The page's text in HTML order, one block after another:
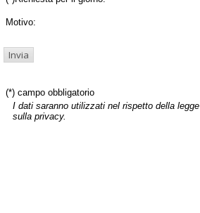
Motivo:
(*) campo obbligatorio
I dati saranno utilizzati nel rispetto della legge
sulla privacy.